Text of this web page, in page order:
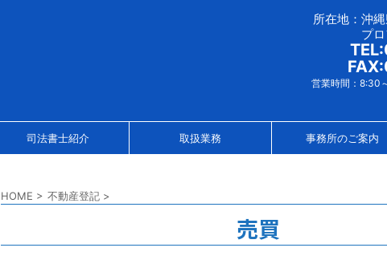
所在地：沖
プ
営業時間：8:30
司法書士紹介 取扱業務 事務所のご案内
HOME > 不動産登記 >
売買